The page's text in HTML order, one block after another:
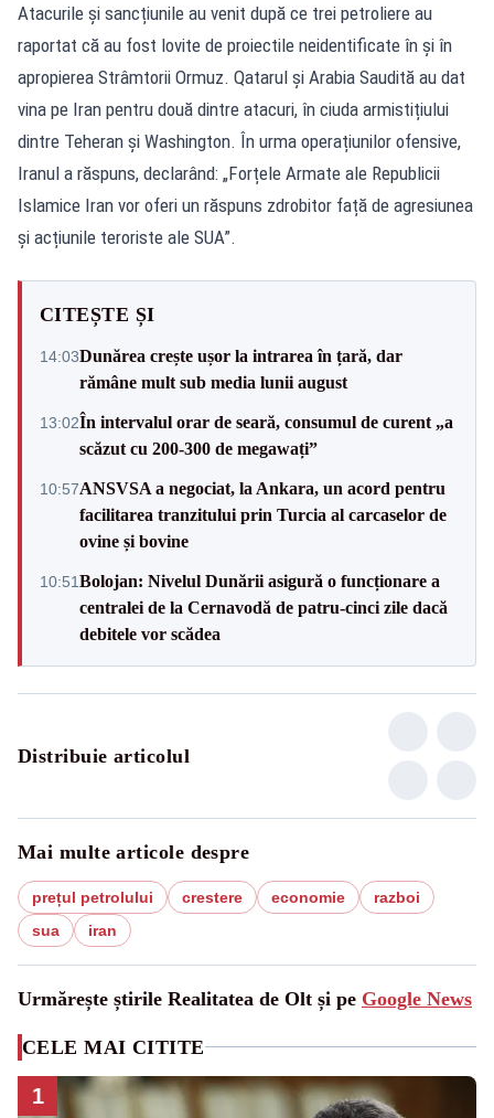
Atacurile și sancțiunile au venit după ce trei petroliere au
raportat că au fost lovite de proiectile neidentificate în și în
apropierea Strâmtorii Ormuz. Qatarul și Arabia Saudită au dat
vina pe Iran pentru două dintre atacuri, în ciuda armistițiului
dintre Teheran și Washington. În urma operațiunilor ofensive,
Iranul a răspuns, declarând: „Forțele Armate ale Republicii
Islamice Iran vor oferi un răspuns zdrobitor față de agresiunea
și acțiunile teroriste ale SUA”.
CITEȘTE ȘI
14:03Dunărea crește ușor la intrarea în țară, dar
rămâne mult sub media lunii august
13:02În intervalul orar de seară, consumul de curent „a
scăzut cu 200-300 de megawați”
10:57ANSVSA a negociat, la Ankara, un acord pentru
facilitarea tranzitului prin Turcia al carcaselor de
ovine și bovine
10:51Bolojan: Nivelul Dunării asigură o funcționare a
centralei de la Cernavodă de patru-cinci zile dacă
debitele vor scădea
Distribuie articolul
Mai multe articole despre
prețul petrolului crestere economie
razboi
sua
iran
Urmărește știrile Realitatea de Olt și pe Google News
CELE MAI CITITE
1